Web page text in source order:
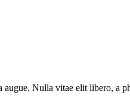
Nulla vitae elit libero, a